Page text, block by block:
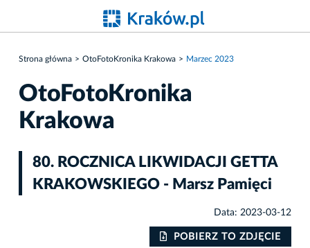
Strona główna OtoFotoKronika Krakowa Marzec 2023
OtoFotoKronika
Krakowa
80. ROCZNICA LIKWIDACJI GETTA
KRAKOWSKIEGO - Marsz Pamięci
Data: 2023-03-12
POBIERZ TO ZDJĘCIE